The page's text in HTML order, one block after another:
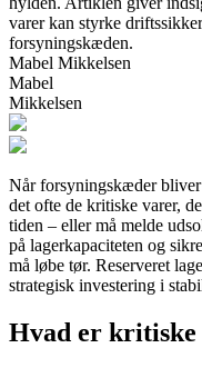
varer kan styrke
forsyningskæden.
Mabel Mikkelsen
Mabel
Mikkelsen
Når forsyningskæder bliver
det ofte de kritiske varer,
tiden – eller må melde
på lagerkapaciteten og
må løbe tør. Reserveret
strategisk investering i
Hvad er kritiske